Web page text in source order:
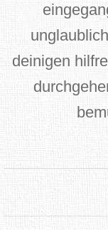
deinigen
Post
navigation